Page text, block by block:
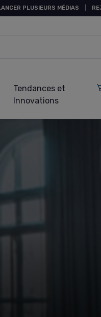
PLUSIEURS MÉDIAS
Tendances et
Innovations